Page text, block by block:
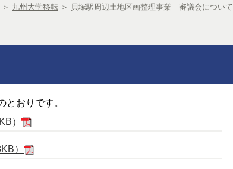
＞ 九州大学移転 ＞ 貝塚駅周辺土地区画整理事業 審議会について
おりです。
）
）